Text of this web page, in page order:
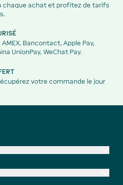
chaque achat et profitez de tarifs
Bancontact, Apple Pay,
UnionPay, WeChat Pay.
votre commande le jour